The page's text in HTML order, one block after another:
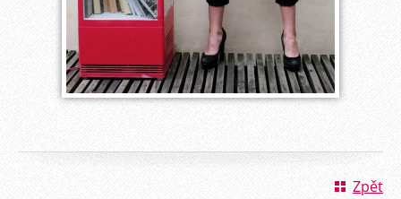
Zpět